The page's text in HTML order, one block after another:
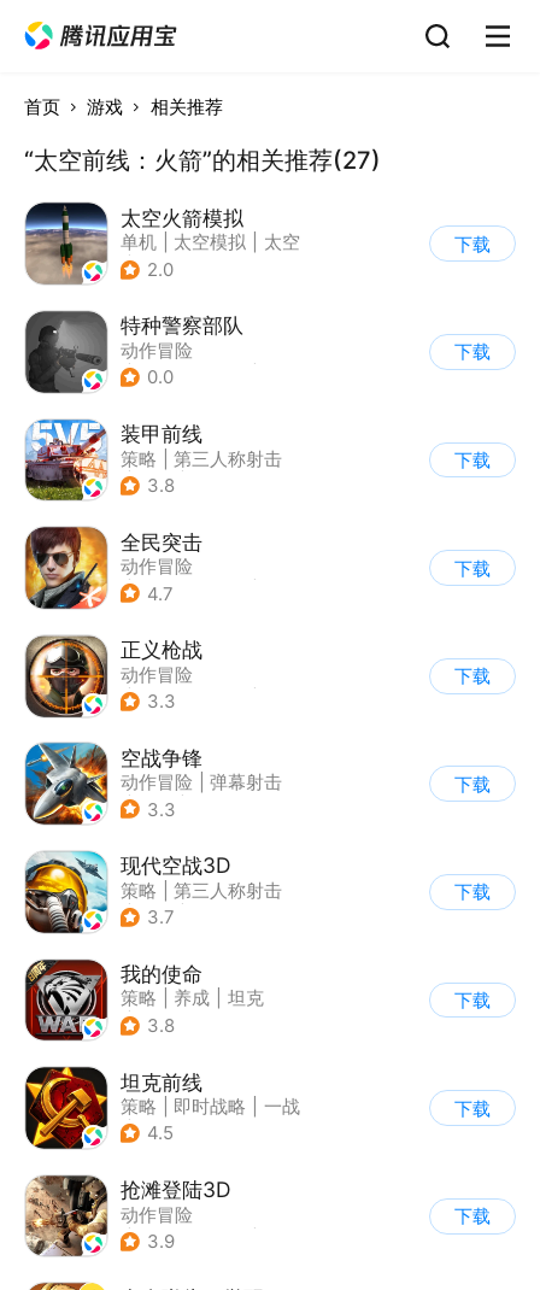
首页 游戏 相关推荐
“太空前线：火箭”的相关推荐(27)
太空火箭模拟
单机 太空模拟
太空
| 写实
2.0
下载
特种警察部队
动作冒险
| 第一人称射击
0.0
下载
装甲前线
策略
第三人称射击
| 坦克
3.8
下载
全民突击
动作冒险
| 第三人称射击
4.7
下载
正义枪战
动作冒险
| 第一人称射击
3.3
下载
空战争锋
动作冒险
弹幕射击
| 空战
3.3
下载
现代空战3D
策略
第三人称射击
| 军事
3.7
下载
我的使命
策略 养成
坦克
| 紧急救援
3.8
下载
坦克前线
策略 即时战略
一战
| 战术竞技
4.5
下载
抢滩登陆3D
动作冒险
| 第一人称射击
3.9
下载